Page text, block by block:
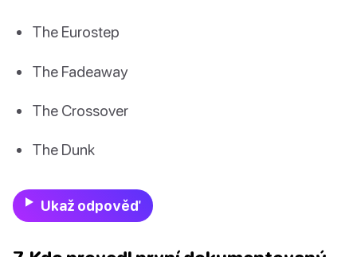
The Eurostep
The Fadeaway
The Crossover
The Dunk
Ukaž odpověď